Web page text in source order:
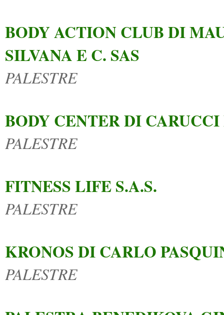
BODY ACTION CLUB DI
SILVANA E C. SAS
PALESTRE
BODY CENTER DI
PALESTRE
FITNESS LIFE S.A.S.
PALESTRE
KRONOS DI CARLO
PALESTRE